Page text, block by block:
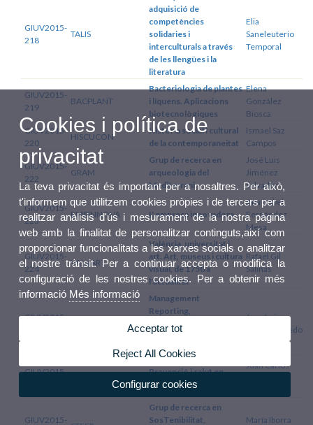
GIUV2015-
218
TALIS
adquisició de
competències
solidaries i
interculturals a través
de les llengües i la
literatura
Elia
Saneleuterio
Temporal
GIUV2015-
219
BACPLANT
Bacteriologia de plantes
i líquens. Aplicacions
biotecnològiques
Elena
González
Biosca
GIUV2015-
220
HISCUCON
Història social i cultural
de la contemporaneitat
Ismael Saz
Campos
GIUV2015-
222
GRAM
Grup de recerca en
arqueologia del
Mediterrani
José Luis
Jiménez
Salvador
GIUV2015-
223
EMPINNOVA L' empresa innovadora
Ana Isabel
Fernández
Mesa
GIUV2015-
224
VALuART
València, universitat i
art. Art, museus i cultura
visual, de 1750 a
l'actualitat
Rafael Gil
Salinas
GIUV2015-
Management
Reporting,
transparència, educació
comptable i fiabilidad de
la informació financera
Juan Luis
Gandía Cabedo
GIUV2015-
Prevenció i salut en
l'exercici i l'esport
Juan Carlos
GIUV2015-
Grup de recerca en
SosTenibilitat,
María Iborra
Cookies i política de
privacitat
La teva privacitat és important per a nosaltres. Per això,
t'informem que utilitzem cookies pròpies i de tercers per a
realitzar anàlisis d'ús i mesurament de la nostra pàgina
web amb la finalitat de personalitzar continguts,així com
proporcionar funcionalitats a les xarxes socials o analitzar
el nostre trànsit. Per a continuar accepta o modifica la
configuració de les nostres cookies. Per a obtenir més
informació Més informació
Acceptar tot
Reject All Cookies
Configurar cookies